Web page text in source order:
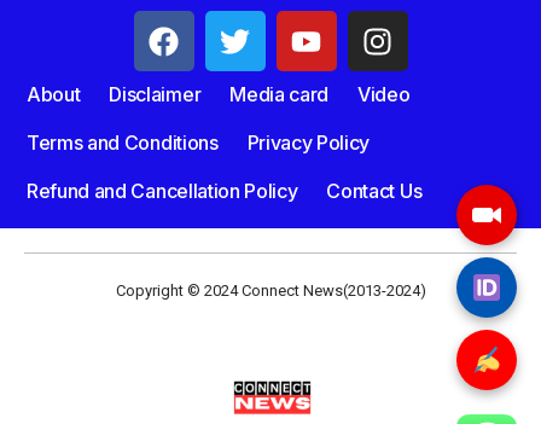
About Disclaimer Media card
Video
Terms and Conditions
Privacy Policy
Refund and Cancellation Policy
Contact Us
Copyright © 2024 Connect News(2013-2024)